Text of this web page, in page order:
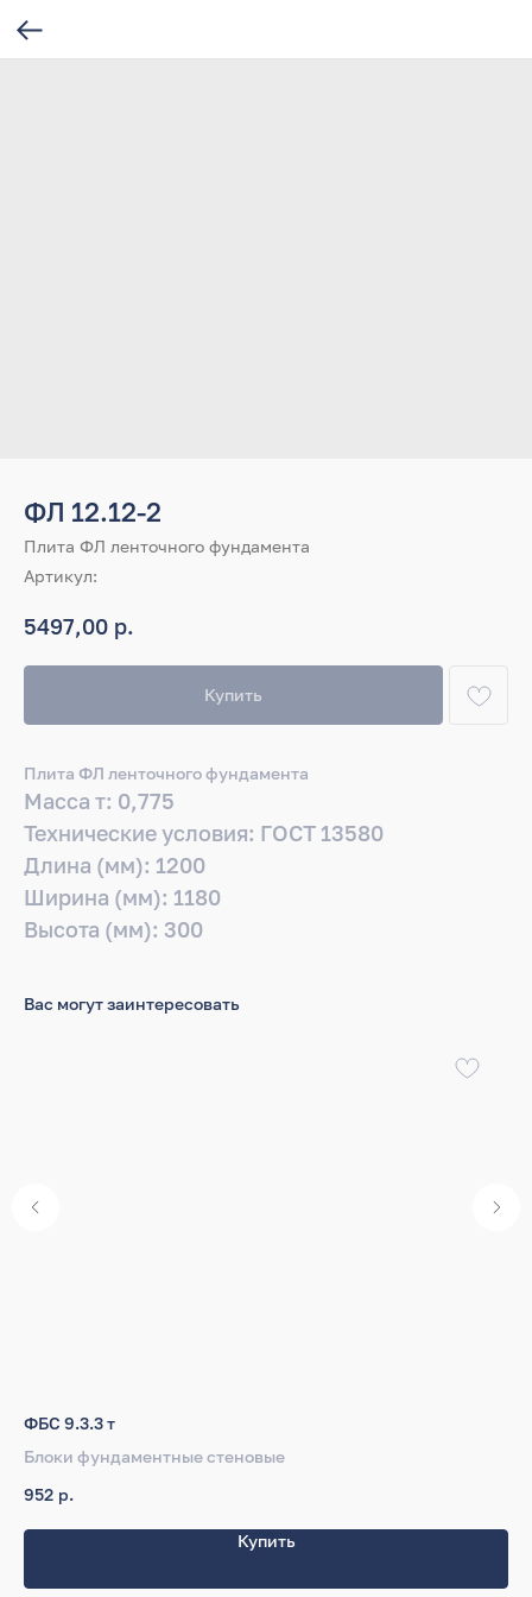
ФЛ 12.12-2
Плита ФЛ ленточного фундамента
Артикул:
5497,00 р.
Купить
Плита ФЛ ленточного фундамента
Масса т: 0,775
Технические условия: ГОСТ 13580
Длина (мм): 1200
Ширина (мм): 1180
Высота (мм): 300
Вас могут заинтересовать
ФБС 9.3.3 т
Блоки фундаментные стеновые
952 р.
Купить